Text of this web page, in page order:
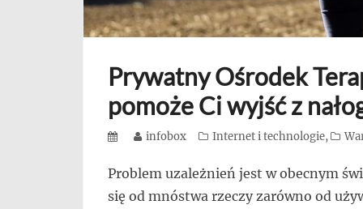
Prywatny Ośrodek
pomoże Ci wyjść z
PostedAuthor
infobox Categories
Internet i technologie,
Problem uzależnień jest w obecnym
się od mnóstwa rzeczy zarówno od